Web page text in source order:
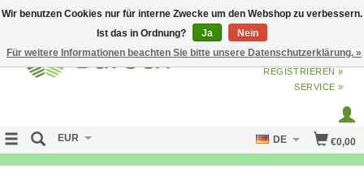
ANMELDENODERJETZT
REGISTRIEREN »
SERVICE »
€0,00
EUR DE
Wir benutzen Cookies nur für interne Zwecke um den Webshop zu verbessern.
Ist das in Ordnung?
Ja
Nein
Für weitere Informationen beachten Sie bitte unsere Datenschutzerklärung. »